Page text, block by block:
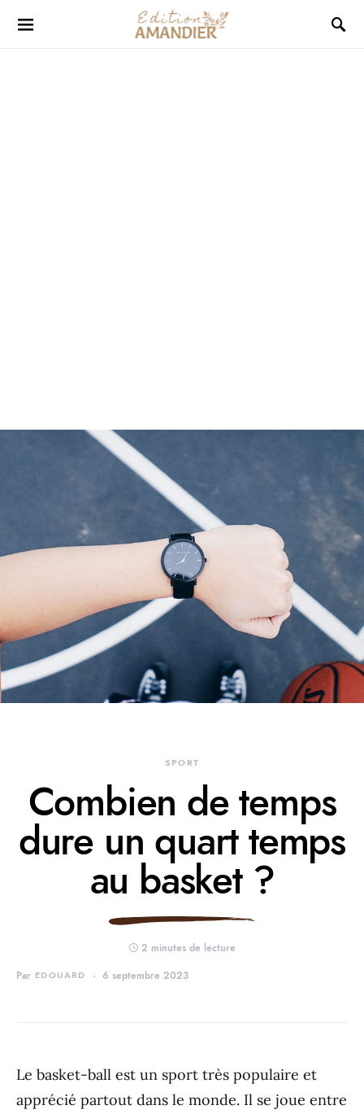
SPORT
Combien de temps
dure un quart temps
au basket ?
2 minutes de lecture
Par EDOUARD 6 septembre 2023
Le basket-ball est un sport très populaire et
apprécié partout dans le monde. Il se joue entre